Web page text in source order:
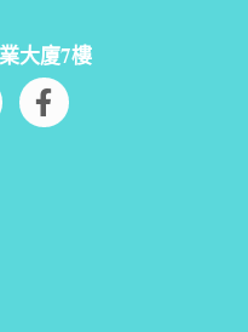
大廈7樓